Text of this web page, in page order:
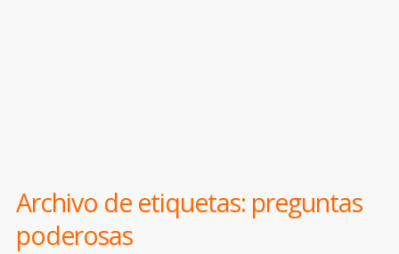
Archivo de etiquetas: preguntas
poderosas